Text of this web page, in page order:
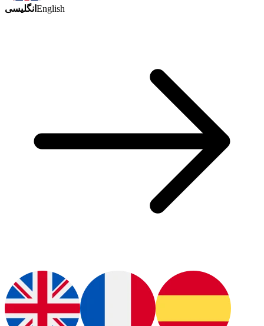
انگلیسی English